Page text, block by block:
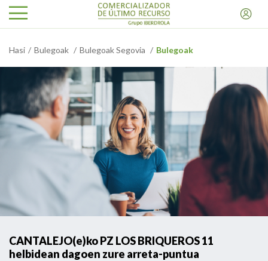
Hasi Bulegoak Bulegoak Segovia Bulegoak
CANTALEJO(e)ko PZ LOS BRIQUEROS 11
helbidean dagoen zure arreta-puntua